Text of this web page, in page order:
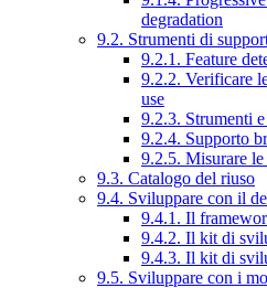
degradation
9.2. Strumenti di
9.2.1. Feature
9.2.2. Verificare
use
9.2.3. Strumenti
9.2.4. Supporto
9.2.5. Misurare le
9.3. Catalogo del riuso
9.4. Sviluppare con il
9.4.1. Il
9.4.2. Il kit di
9.4.3. Il kit di
9.5. Sviluppare con i